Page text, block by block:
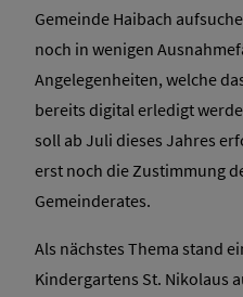
Gemeinde Haibach
noch in wenigen
Angelegenheiten, welche
bereits digital erledigt
soll ab Juli dieses Jahres
erst noch die Zustimmung
Gemeinderates.
Als nächstes Thema stand
Kindergartens St. Nikolaus